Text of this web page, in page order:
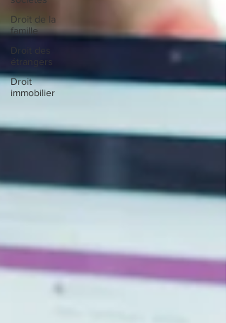
Droit de la
famille
Droit des
étrangers
Droit
immobilier